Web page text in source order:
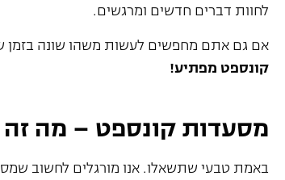
לחוות דברים חדשים ומרגשים.
אם גם אתם מחפשים לעשות משהו שונה בזמן
קונספט מפתיע!
מסעדות קונספט – מה
באמת טבעי שתשאלו. אנו מורגלים לחשוב